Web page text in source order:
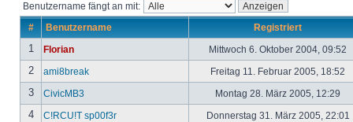
Benutzername fängt an mit:
# Benutzername Registriert
1 Florian Mittwoch 6. Oktober 2004, 09:52
2 ami8break Freitag 11. Februar 2005, 18:52
3 CivicMB3 Montag 28. März 2005, 12:29
4 C!RCU!T sp00f3r Donnerstag 31. März 2005, 22:01